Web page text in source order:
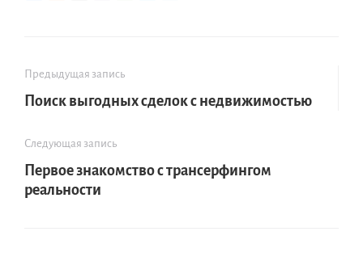
Предыдущая запись
Поиск выгодных сделок с недвижимостью
Следующая запись
Первое знакомство с трансерфингом
реальности